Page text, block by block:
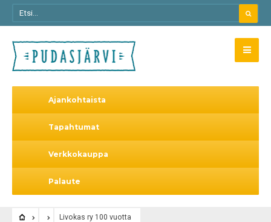
Ajankohtaista
Tapahtumat
Verkkokauppa
Palaute
Livokas ry 100 vuotta